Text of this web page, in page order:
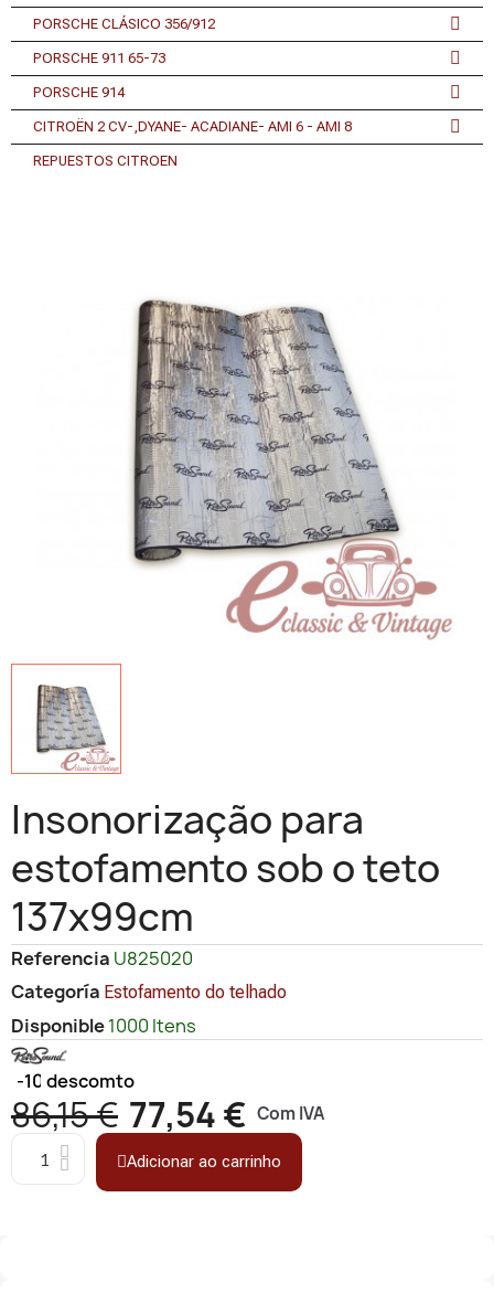
PORSCHE CLÁSICO 356/912
PORSCHE 911 65-73
PORSCHE 914
CITROËN 2 CV-,DYANE- ACADIANE- AMI 6 - AMI 8
REPUESTOS CITROEN
Insonorização para
estofamento sob o teto
137x99cm
Referencia U825020
Categoría Estofamento do telhado
Disponible1000 Itens
-10%descomto
86,15 € 77,54 € Com IVA
Adicionar ao carrinho